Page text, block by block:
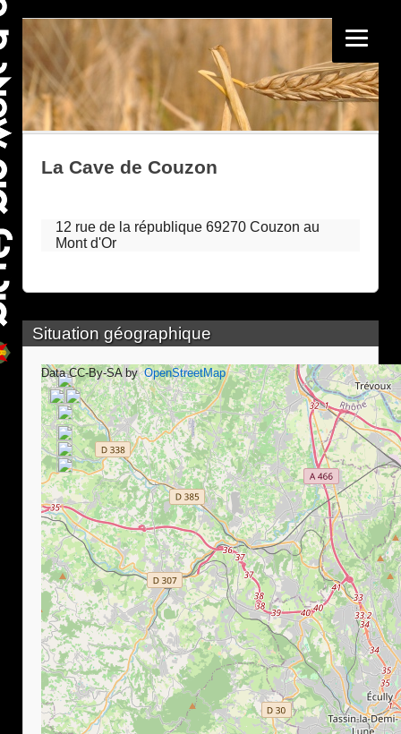
La Cave de Couzon
12 rue de la république 69270 Couzon au
Mont d'Or
Situation géographique
Data CC-By-SA by OpenStreetMap